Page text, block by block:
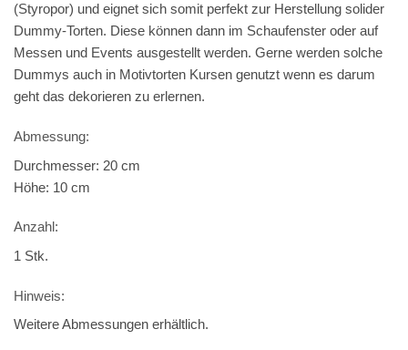
(Styropor) und eignet sich somit perfekt zur Herstellung solider
Dummy-Torten. Diese können dann im Schaufenster oder auf
Messen und Events ausgestellt werden. Gerne werden solche
Dummys auch in Motivtorten Kursen genutzt wenn es darum
geht das dekorieren zu erlernen.
Abmessung:
Durchmesser: 20 cm
Höhe: 10 cm
Anzahl:
1 Stk.
Hinweis:
Weitere Abmessungen erhältlich.